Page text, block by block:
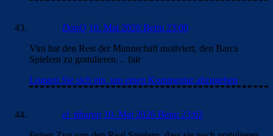
DonQ 10. Mai 2026 Beim 23:00
Vini hat den Rest der Mannschaft motiviert, den Barca
Spielern zu gratulieren… fair
Loggen Sie sich ein, um einen Kommentar abzugeben
el_tiburon 10. Mai 2026 Beim 23:02